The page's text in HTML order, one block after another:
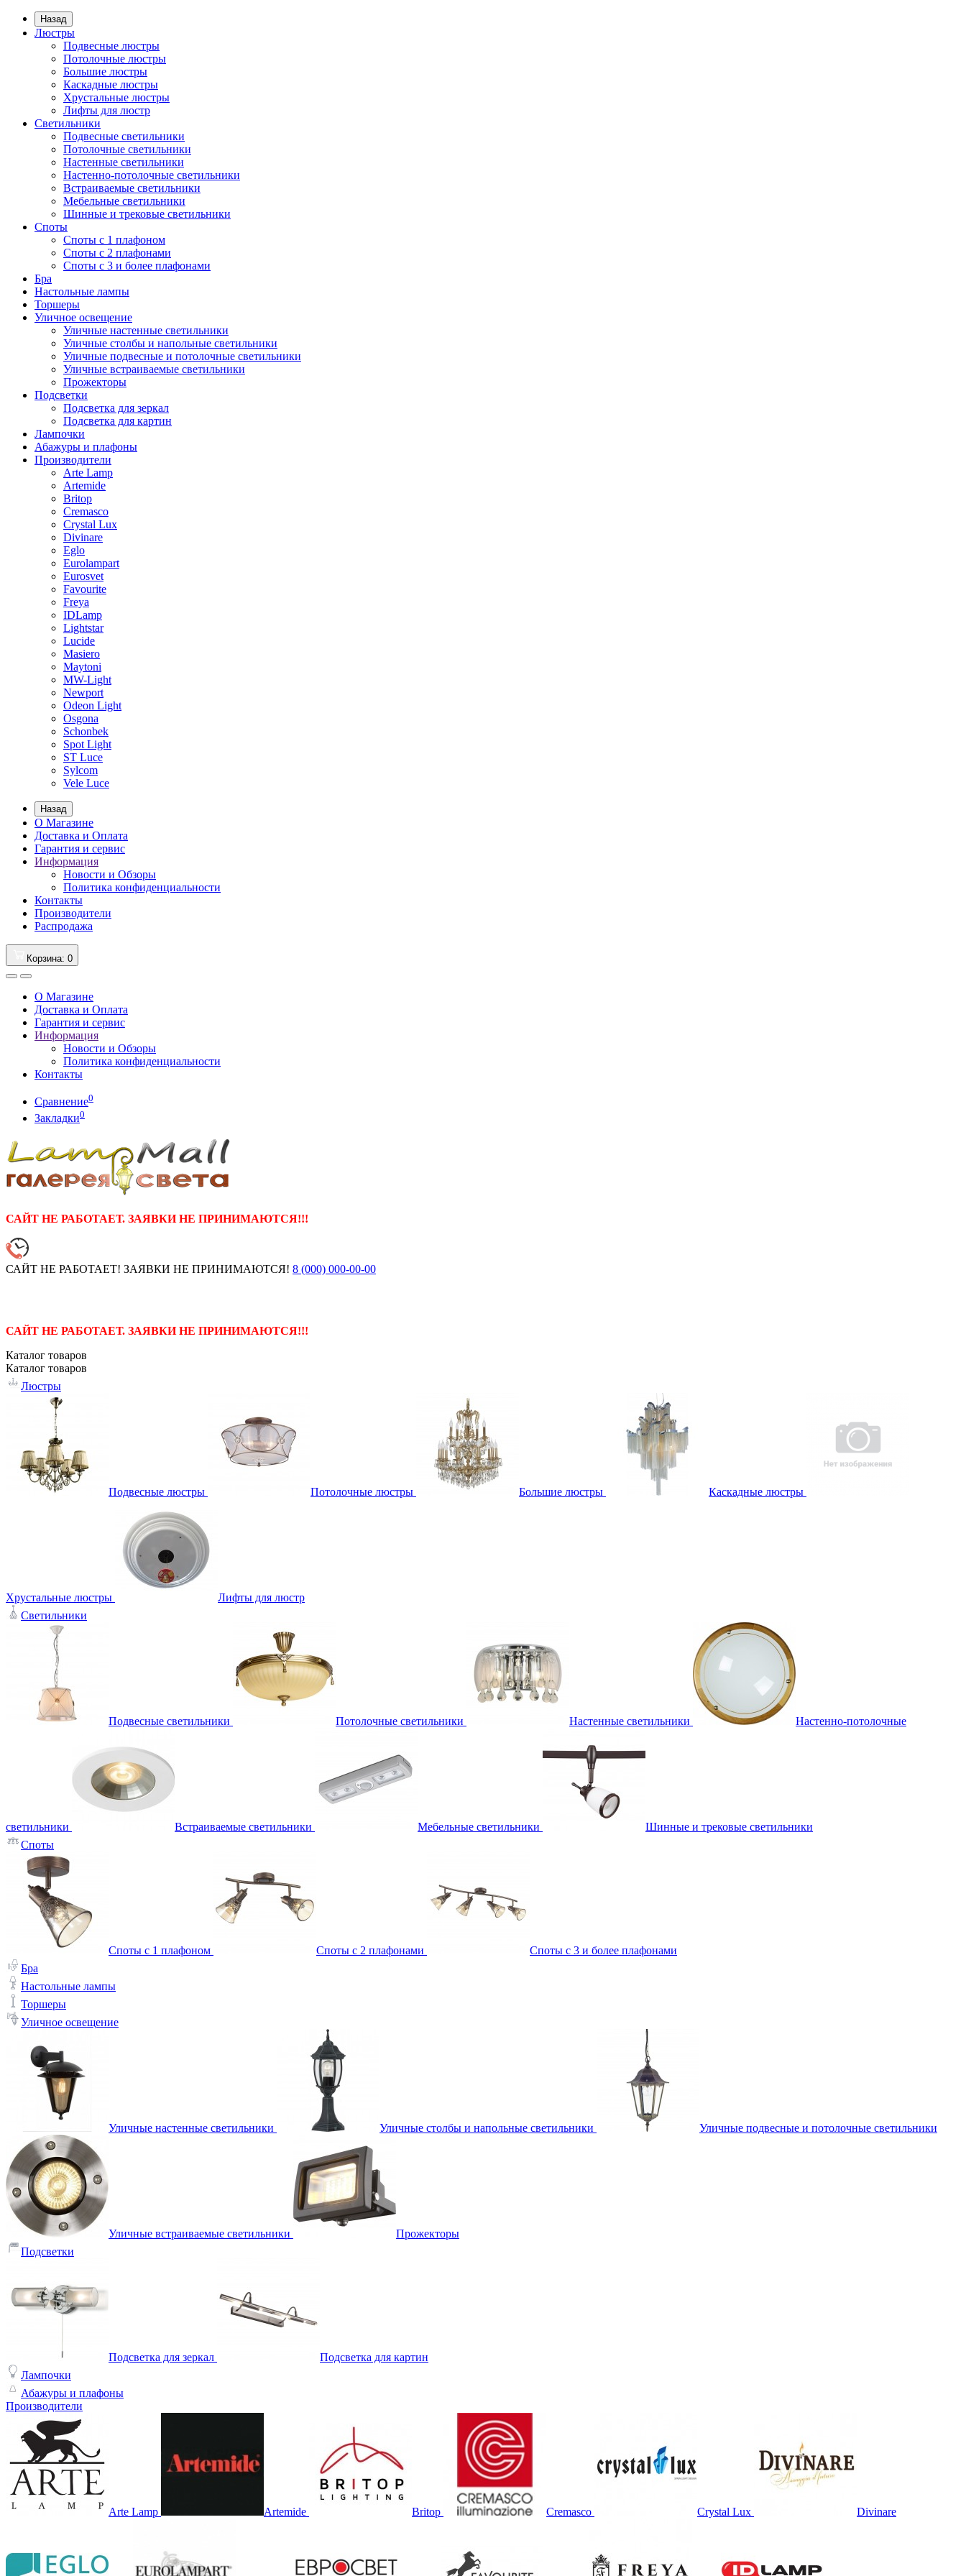
Назад
Люстры
Подвесные люстры
Потолочные люстры
Большие люстры
Каскадные люстры
Хрустальные люстры
Лифты для люстр
Светильники
Подвесные светильники
Потолочные светильники
Настенные светильники
Настенно-потолочные светильники
Встраиваемые светильники
Мебельные светильники
Шинные и трековые светильники
Споты
Споты с 1 плафоном
Споты с 2 плафонами
Споты с 3 и более плафонами
Бра
Настольные лампы
Торшеры
Уличное освещение
Уличные настенные светильники
Уличные столбы и напольные светильники
Уличные подвесные и потолочные светильники
Уличные встраиваемые светильники
Прожекторы
Подсветки
Подсветка для зеркал
Подсветка для картин
Лампочки
Абажуры и плафоны
Производители
Arte Lamp
Artemide
Britop
Cremasco
Crystal Lux
Divinare
Eglo
Eurolampart
Eurosvet
Favourite
Freya
IDLamp
Lightstar
Lucide
Masiero
Maytoni
MW-Light
Newport
Odeon Light
Osgona
Schonbek
Spot Light
ST Luce
Sylcom
Vele Luce
Назад
О Магазине
Доставка и Оплата
Гарантия и сервис
Информация
Новости и Обзоры
Политика конфиденциальности
Контакты
Производители
Распродажа
Корзина: 0
О Магазине
Доставка и Оплата
Гарантия и сервис
Информация
Новости и Обзоры
Политика конфиденциальности
Контакты
Сравнение0
Закладки0
САЙТ НЕ РАБОТАЕТ. ЗАЯВКИ НЕ ПРИНИМАЮТСЯ!!!
САЙТ НЕ РАБОТАЕТ! ЗАЯВКИ НЕ ПРИНИМАЮТСЯ! 8 (000) 000-00-00
САЙТ НЕ РАБОТАЕТ. ЗАЯВКИ НЕ ПРИНИМАЮТСЯ!!!
Каталог товаров
Каталог товаров
Люстры
Подвесные люстры Потолочные люстры Большие люстры Каскадные люстры
Хрустальные люстры
Лифты для люстр
Светильники
Подвесные светильники Потолочные светильники Настенные светильники Настенно-потолочные
светильники Встраиваемые светильники Мебельные светильники
Шинные и трековые светильники
Споты
Споты с 1 плафоном Споты с 2 плафонами
Споты с 3 и более плафонами
Бра
Настольные лампы
Торшеры
Уличное освещение
Уличные настенные светильники Уличные столбы и напольные светильники Уличные подвесные и потолочные светильники
Уличные встраиваемые светильники
Прожекторы
Подсветки
Подсветка для зеркал
Подсветка для картин
Лампочки
Абажуры и плафоны
Производители
Arte Lamp Artemide Britop Cremasco Crystal Lux Divinare